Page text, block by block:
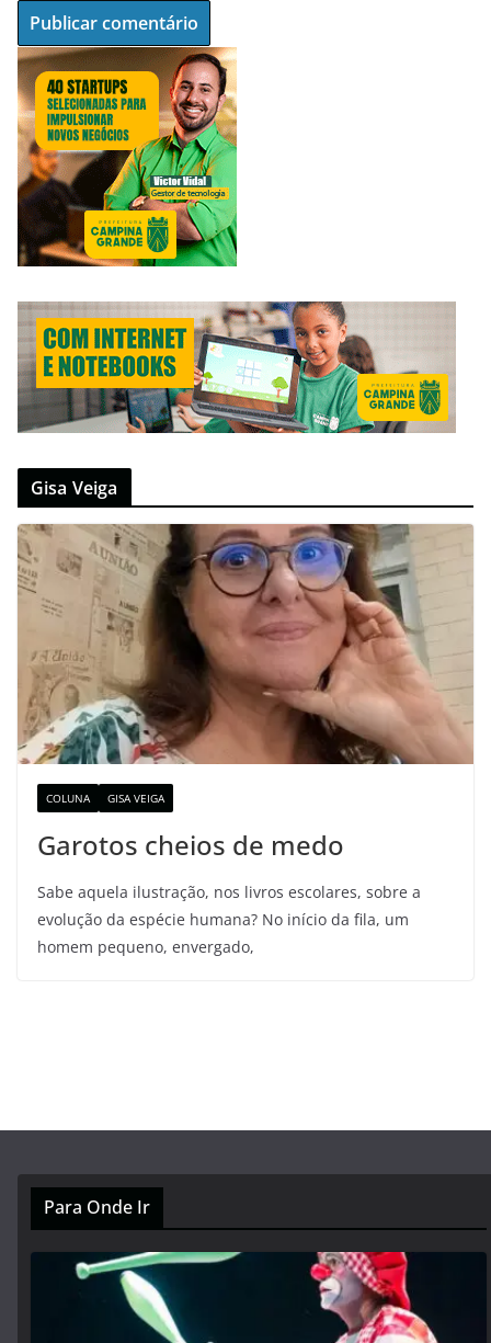
Gisa Veiga
COLUNA GISA VEIGA
Garotos cheios de medo
Sabe aquela ilustração, nos livros escolares, sobre a
evolução da espécie humana? No início da fila, um
homem pequeno, envergado,
Para Onde Ir